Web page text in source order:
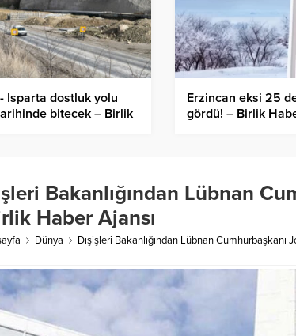
Isparta dostluk yolu
bitecek – Birlik
Erzincan eksi 25
gördü! – Birlik
Bakanlığından Lübnan
Haber Ajansı
Dünya Dışişleri Bakanlığından Lübnan Cumhurbaşkanı